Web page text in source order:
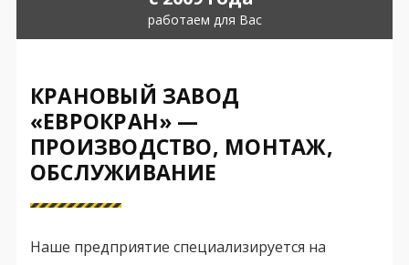
работаем для Вас
КРАНОВЫЙ ЗАВОД
«ЕВРОКРАН» —
ПРОИЗВОДСТВО, МОНТАЖ,
ОБСЛУЖИВАНИЕ
Наше предприятие специализируется на